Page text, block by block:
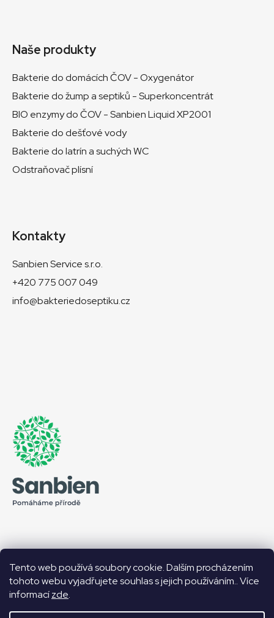
Tento web používá soubory cookie. Dalším procházením
tohoto webu vyjadřujete souhlas s jejich používáním.. Více
informacízde.
Naše produkty
Bakterie do domácích ČOV - Oxygenátor
Bakterie do žump a septiků - Superkoncentrát
BIO enzymy do ČOV - Sanbien Liquid XP2001
Bakterie do dešťové vody
Bakterie do latrín a suchých WC
Odstraňovač plísní
Kontakty
Sanbien Service s.r.o.
+420 775 007 049
info@bakteriedoseptiku.cz
Facebook